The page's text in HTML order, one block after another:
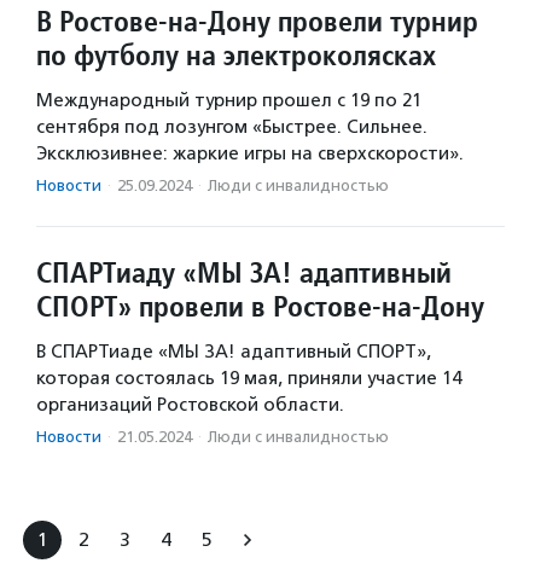
В Ростове-на-Дону провели турнир
по футболу на электроколясках
Международный турнир прошел c 19 по 21
сентября под лозунгом «Быстрее. Сильнее.
Эксклюзивнее: жаркие игры на сверхскорости».
Новости · 25.09.2024 · Люди с инвалидностью
СПАРТиаду «МЫ ЗА! адаптивный
СПОРТ» провели в Ростове-на-Дону
В СПАРТиаде «МЫ ЗА! адаптивный СПОРТ»,
которая состоялась 19 мая, приняли участие 14
организаций Ростовской области.
Новости · 21.05.2024 · Люди с инвалидностью
1 2 3 4 5